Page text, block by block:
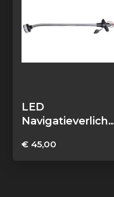
LED
uitneembaar 60
€ 45,00